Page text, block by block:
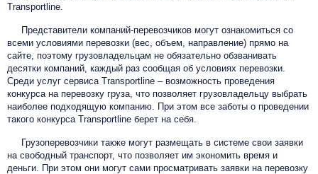
Transportline.
Представители компаний-перевозчиков могут ознакомиться со
всеми условиями перевозки (вес, объем, направление) прямо на
сайте, поэтому грузовладельцам не обязательно обзванивать
десятки компаний, каждый раз сообщая об условиях перевозки.
Среди услуг сервиса Transportline – возможность проведения
конкурса на перевозку груза, что позволяет грузовладельцу выбрать
наиболее подходящую компанию. При этом все заботы о проведении
такого конкурса Transportline берет на себя.
Грузоперевозчики также могут размещать в системе свои заявки
на свободный транспорт, что позволяет им экономить время и
деньги. При этом они могут сами просматривать заявки на перевозку